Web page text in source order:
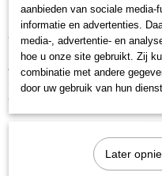
326007
Materiaal: S2 Staal
Totale lengte: 55 mm
Aandrijfgrootte: 1/2 inch
aanbieden van sociale
informatie en advertenties.
media-, advertentie- en
hoe u onze site gebruikt. Zij
combinatie met andere
door uw gebruik van hun
Later